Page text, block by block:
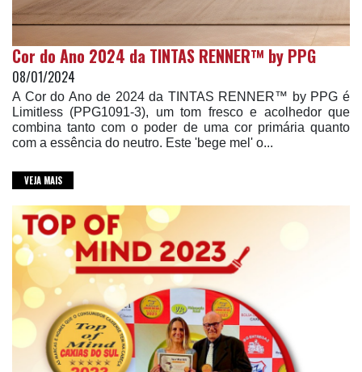
Cor do Ano 2024 da TINTAS RENNER™ by PPG
08/01/2024
A Cor do Ano de 2024 da TINTAS RENNER™ by PPG é
Limitless (PPG1091-3), um tom fresco e acolhedor que
combina tanto com o poder de uma cor primária quanto
com a essência do neutro. Este 'bege mel' o...
VEJA MAIS